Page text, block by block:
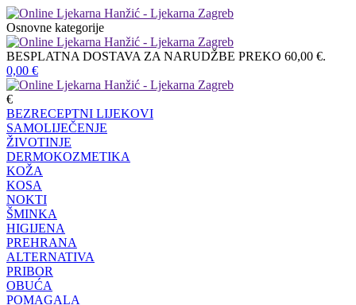
Osnovne kategorije
BESPLATNA DOSTAVA ZA NARUDŽBE PREKO 60,00 €.
0,00 €
€
BEZRECEPTNI LIJEKOVI
SAMOLIJEČENJE
ŽIVOTINJE
DERMOKOZMETIKA
KOŽA
KOSA
NOKTI
ŠMINKA
HIGIJENA
PREHRANA
ALTERNATIVA
PRIBOR
OBUĆA
POMAGALA